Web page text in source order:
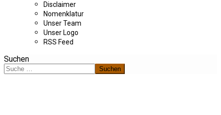
Disclaimer
Nomenklatur
Unser Team
Unser Logo
RSS Feed
Suchen
Suchen